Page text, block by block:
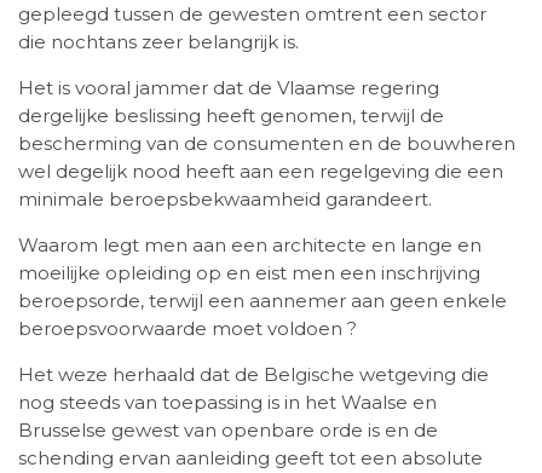
gepleegd tussen de gewesten omtrent een sector
die nochtans zeer belangrijk is.
Het is vooral jammer dat de Vlaamse regering
dergelijke beslissing heeft genomen, terwijl de
bescherming van de consumenten en de bouwheren
wel degelijk nood heeft aan een regelgeving die een
minimale beroepsbekwaamheid garandeert.
Waarom legt men aan een architecte en lange en
moeilijke opleiding op en eist men een inschrijving
beroepsorde, terwijl een aannemer aan geen enkele
beroepsvoorwaarde moet voldoen ?
Het weze herhaald dat de Belgische wetgeving die
nog steeds van toepassing is in het Waalse en
Brusselse gewest van openbare orde is en de
schending ervan aanleiding geeft tot een absolute